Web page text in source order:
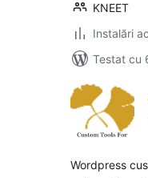
KNEET
Instalări
Testat cu
Wordpress